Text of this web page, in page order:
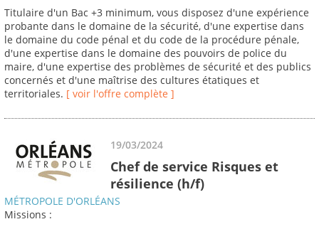
Titulaire d'un Bac +3 minimum, vous disposez d'une expérience
probante dans le domaine de la sécurité, d'une expertise dans
le domaine du code pénal et du code de la procédure pénale,
d'une expertise dans le domaine des pouvoirs de police du
maire, d'une expertise des problèmes de sécurité et des publics
concernés et d'une maîtrise des cultures étatiques et
territoriales. [ voir l'offre complète ]
19/03/2024
Chef de service Risques et
résilience (h/f)
MÉTROPOLE D'ORLÉANS
Missions :